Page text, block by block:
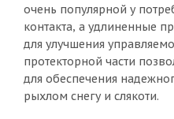
очень популярной у
контакта, а удлиненные
для улучшения
протекторной части
для обеспечения
рыхлом снегу и слякоти.